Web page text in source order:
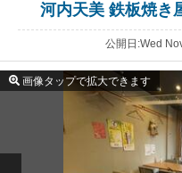
河内天美 鉄板焼き
公開日 Wed
画像タップで拡大できます